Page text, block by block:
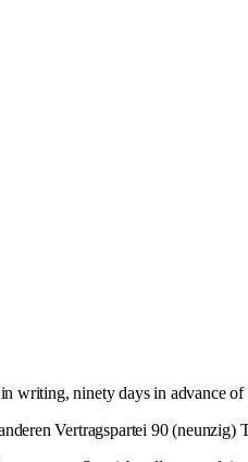
writing, ninety days in advance
Vertragspartei 90